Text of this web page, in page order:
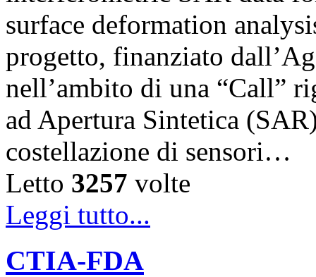
surface deformation
progetto, finanziato
nell’ambito di una “Call”
ad Apertura Sintetica
costellazione di sensori…
Letto 3257 volte
Leggi tutto...
CTIA-FDA